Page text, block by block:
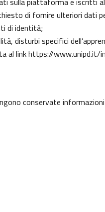
di fornire ulteriori dati
di identità;
disturbi specifici
al linkhttps://www.unipd.it/
conservate